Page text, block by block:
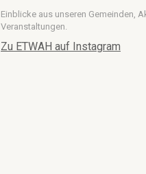
Einblicke aus unseren Gemeinden,
Veranstaltungen.
Zu ETWAH auf Instagram